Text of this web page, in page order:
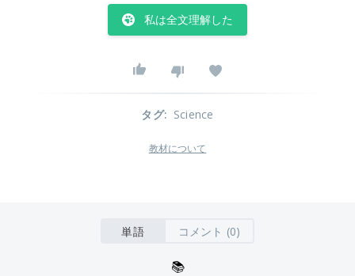
私は全文理解した
タグ: Science
教材について
単語 コメント (0)
📚